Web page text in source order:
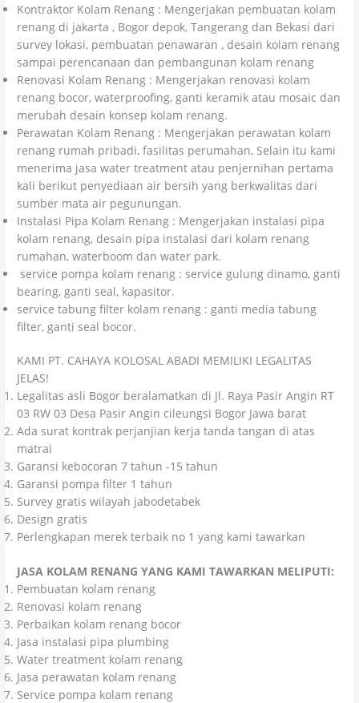
Kontraktor Kolam Renang : Mengerjakan pembuatan kolam
renang di jakarta , Bogor depok, Tangerang dan Bekasi dari
survey lokasi, pembuatan penawaran , desain kolam renang
sampai perencanaan dan pembangunan kolam renang
Renovasi Kolam Renang : Mengerjakan renovasi kolam
renang bocor, waterproofing, ganti keramik atau mosaic dan
merubah desain konsep kolam renang.
Perawatan Kolam Renang : Mengerjakan perawatan kolam
renang rumah pribadi, fasilitas perumahan, Selain itu kami
menerima jasa water treatment atau penjernihan pertama
kali berikut penyediaan air bersih yang berkwalitas dari
sumber mata air pegunungan.
Instalasi Pipa Kolam Renang : Mengerjakan instalasi pipa
kolam renang, desain pipa instalasi dari kolam renang
rumahan, waterboom dan water park.
service pompa kolam renang : service gulung dinamo, ganti
bearing, ganti seal, kapasitor.
service tabung filter kolam renang : ganti media tabung
filter, ganti seal bocor.
KAMI PT. CAHAYA KOLOSAL ABADI MEMILIKI LEGALITAS
JELAS!
Legalitas asli Bogor beralamatkan di Jl. Raya Pasir Angin RT
03 RW 03 Desa Pasir Angin cileungsi Bogor Jawa barat
Ada surat kontrak perjanjian kerja tanda tangan di atas
matrai
Garansi kebocoran 7 tahun -15 tahun
Garansi pompa filter 1 tahun
Survey gratis wilayah jabodetabek
Design gratis
Perlengkapan merek terbaik no 1 yang kami tawarkan
JASA KOLAM RENANG YANG KAMI TAWARKAN MELIPUTI:
Pembuatan kolam renang
Renovasi kolam renang
Perbaikan kolam renang bocor
Jasa instalasi pipa plumbing
Water treatment kolam renang
Jasa perawatan kolam renang
Service pompa kolam renang